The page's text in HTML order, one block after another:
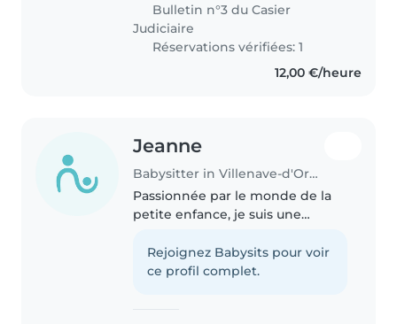
Je travaille avec les enfants..
Bulletin n°3 du Casier
Judiciaire
Réservations vérifiées: 1
12,00 €/heure
Jeanne
Babysitter in Villenave-d'Ornon
Passionnée par le monde de la
petite enfance, je suis une
attentive aux besoins des
enfants. J’aime les accompagner
Rejoignez Babysits pour voir
ce profil complet.